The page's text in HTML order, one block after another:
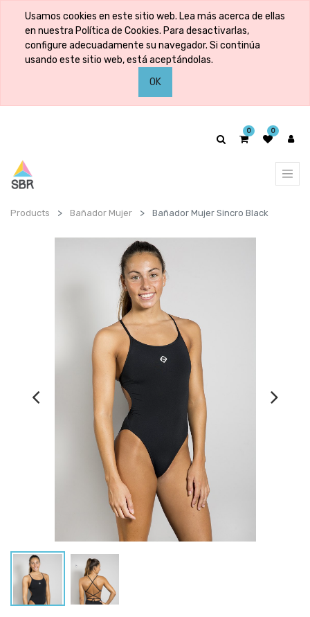
Usamos cookies en este sitio web. Lea más acerca de ellas
en nuestra Política de Cookies. Para desactivarlas,
configure adecuadamente su navegador. Si continúa
usando este sitio web, está aceptándolas.
OK
0 0
Products Bañador Mujer Bañador Mujer Sincro Black